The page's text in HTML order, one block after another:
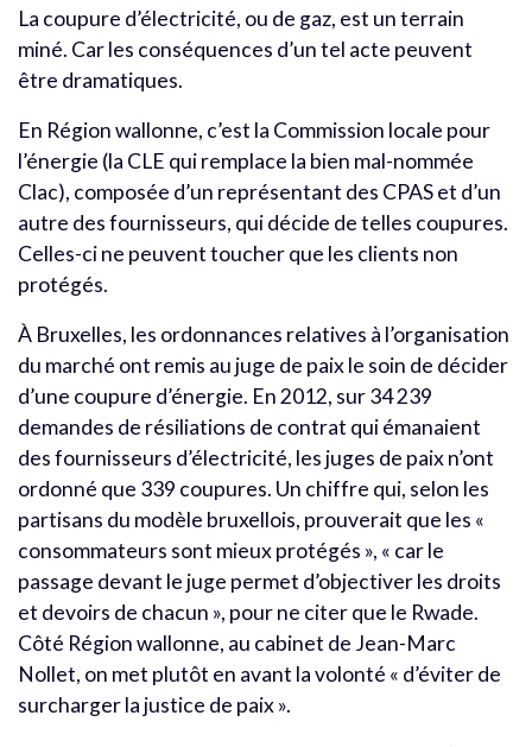
La coupure d’électricité, ou de gaz, est un terrain
miné. Car les conséquences d’un tel acte peuvent
être dramatiques.
En Région wallonne, c’est la Commission locale pour
l’énergie (la CLE qui remplace la bien mal-nommée
Clac), composée d’un représentant des CPAS et d’un
autre des fournisseurs, qui décide de telles coupures.
Celles-ci ne peuvent toucher que les clients non
protégés.
À Bruxelles, les ordonnances relatives à l’organisation
du marché ont remis au juge de paix le soin de décider
d’une coupure d’énergie. En 2012, sur 34 239
demandes de résiliations de contrat qui émanaient
des fournisseurs d’électricité, les juges de paix n’ont
ordonné que 339 coupures. Un chiffre qui, selon les
partisans du modèle bruxellois, prouverait que les «
consommateurs sont mieux protégés », « car le
passage devant le juge permet d’objectiver les droits
et devoirs de chacun », pour ne citer que le Rwade.
Côté Région wallonne, au cabinet de Jean-Marc
Nollet, on met plutôt en avant la volonté « d’éviter de
surcharger la justice de paix ».